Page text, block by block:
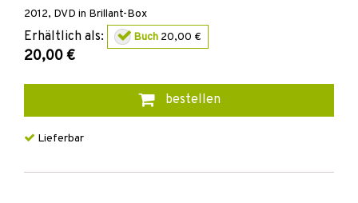
2012, DVD in Brillant-Box
Erhältlich als: Buch 20,00 €
20,00 €
bestellen
Lieferbar